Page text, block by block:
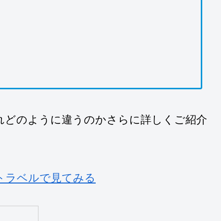
のように違うのかさらに詳しくご紹介
ラベルで見てみる